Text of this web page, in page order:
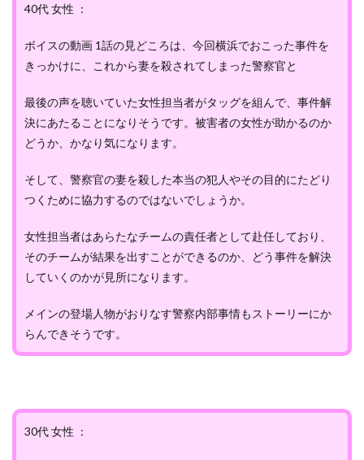
40代 女性 ：
ボイスの動画 1話の見どころは、今回横浜でおこった事件を
きっかけに、これから妻を殺されてしまった警察官と
最後の声を聴いていた女性担当者がタッグを組んで、事件解
決にあたることになりそうです。被害者の女性が助かるのか
どうか、かなり気になります。
そして、警察官の妻を殺した本当の犯人やその目的にたどり
つくために協力するのではないでしょうか。
女性担当者はあらたなチームの責任者として赴任しており、
そのチームが結果を出すことができるのか、どう事件を解決
していくのかが見所になります。
メインの登場人物がおりなす警察内部事情もストーリーにか
らんできそうです。
30代 女性 ：